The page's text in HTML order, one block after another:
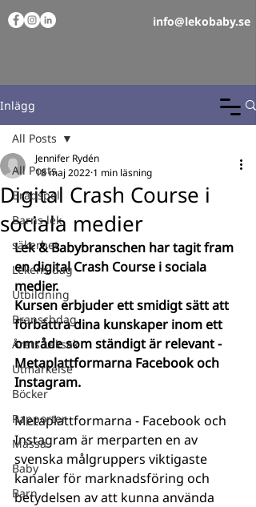
info@lekobaby.se
Inlägg
All Posts
Brädspel
Barns lek
säkerhet
Lekens dag
Utbildning
Branschdag
Årets Leksak
Utmärkelse
Böcker
Rapporter
Mässa
Baby
Barn
All Posts
Digital Crash Course i
sociala medier
Jennifer Rydén
18 maj 2022 1 min läsning
Lek & Babybranschen har tagit fram
en digital Crash Course i sociala
medier.
Kursen erbjuder ett smidigt sätt att
förbättra dina kunskaper inom ett
område som ständigt är relevant -
Metaplattformarna Facebook och
Instagram.
Metaplattformarna - Facebook och
Instagram är merparten en av
svenska målgruppers viktigaste
kanaler för marknadsföring och
betydelsen av att kunna använda